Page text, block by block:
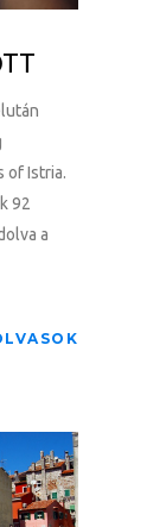
of Istria.
92
a